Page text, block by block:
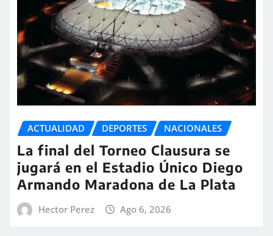
ACTUALIDAD DEPORTES NACIONALES
La final del Torneo Clausura se
jugará en el Estadio Único Diego
Armando Maradona de La Plata
Hector Perez Ago 6, 2026